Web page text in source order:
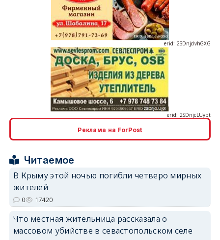
erid: 2SDnjdvhGXG
erid: 2SDnjdPjgYS
Реклама на ForPost
Читаемое
В Крыму этой ночью погибли четверо мирных
жителей
0 17420
Что местная жительница рассказала о
массовом убийстве в севастопольском селе